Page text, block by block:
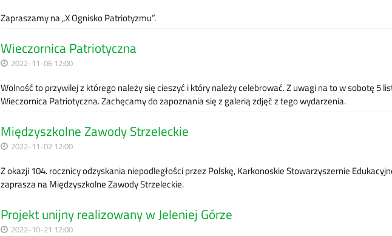
Zapraszamy na „X Ognisko Patriotyzmu”.
Wieczornica Patriotyczna
2022-11-06 12:00
Wolność to przywilej z którego należy się cieszyć i który należy celebrować. Z uwagi na to w sobotę 5
Wieczornica Patriotyczna. Zachęcamy do zapoznania się z galerią zdjęć z tego wydarzenia.
Międzyszkolne Zawody Strzeleckie
2022-11-02 12:00
Z okazji 104. rocznicy odzyskania niepodległości przez Polskę, Karkonoskie Stowarzyszernie
zaprasza na Międzyszkolne Zawody Strzeleckie.
Projekt unijny realizowany w Jeleniej Górze
2022-10-21 12:00